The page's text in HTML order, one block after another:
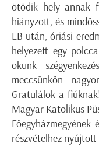
ötödik hely annak
hiányzott, és
EB után, óriási
helyezett egy
okunk
meccsünkön
Gratulálok a
Magyar Katolikus
részvételhez